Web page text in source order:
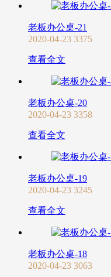
老板办公桌-21
2020-04-23 3375
查看全文
老板办公桌-20
2020-04-23 3358
查看全文
老板办公桌-19
2020-04-23 3245
查看全文
老板办公桌-18
2020-04-23 3063